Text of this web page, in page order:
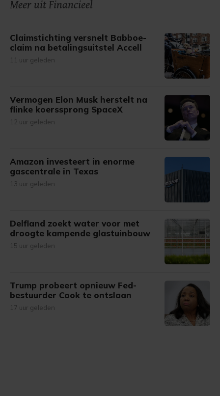
Meer uit Financieel
Claimstichting versnelt Babboe-
claim na betalingsuitstel Accell
11 uur geleden
Vermogen Elon Musk herstelt na
flinke koerssprong SpaceX
12 uur geleden
Amazon investeert in enorme
gascentrale in Texas
13 uur geleden
Delfland zoekt water voor met
droogte kampende glastuinbouw
15 uur geleden
Trump probeert opnieuw Fed-
bestuurder Cook te ontslaan
17 uur geleden